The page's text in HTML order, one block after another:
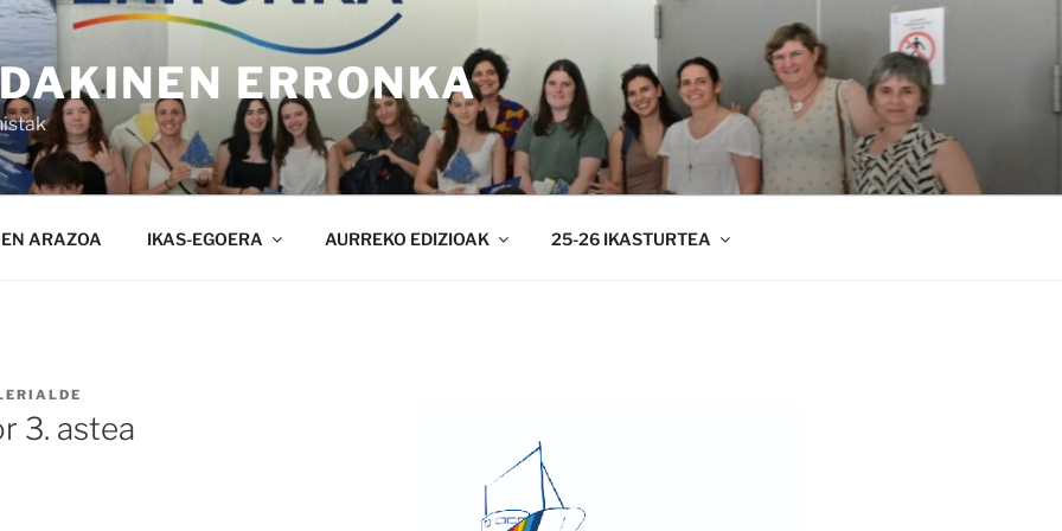
ERRONKA
ARAZOA IKAS-EGOERA AURREKO EDIZIOAK 25-26 IKASTURTEA
3. astea